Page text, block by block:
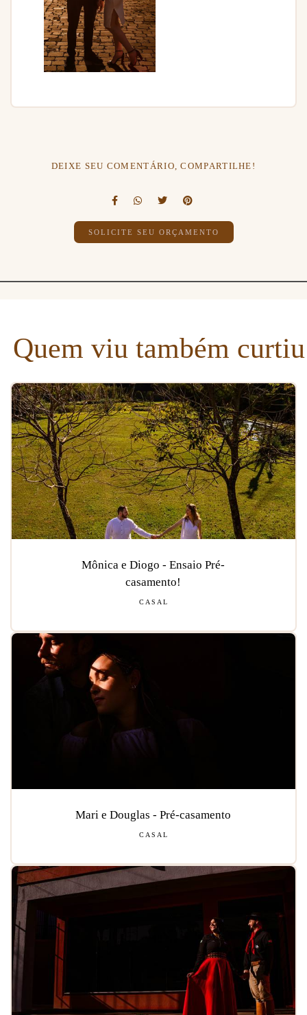
DEIXE SEU COMENTÁRIO, COMPARTILHE!
SOLICITE SEU ORÇAMENTO
Quem viu também curtiu
Mônica e Diogo - Ensaio Pré-
casamento!
CASAL
Mari e Douglas - Pré-casamento
CASAL